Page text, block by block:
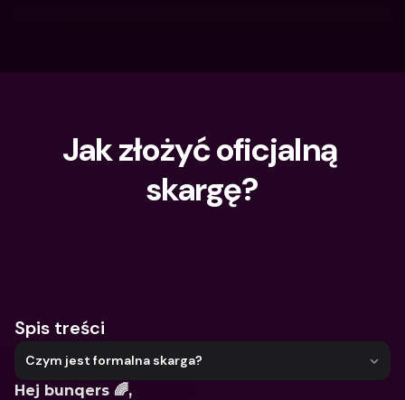
Jak złożyć oficjalną
skargę?
Spis treści
Czym jest formalna skarga?
Hej bunqers 🌈,